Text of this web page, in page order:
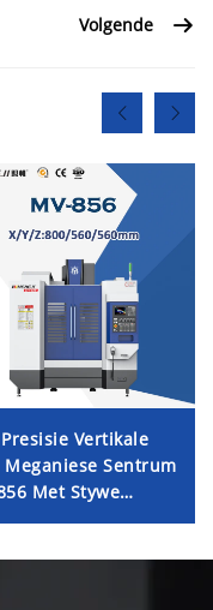
Volgende
Vertikale
Meganiese Sentrum
Met Stywe
Lineêre Spiere